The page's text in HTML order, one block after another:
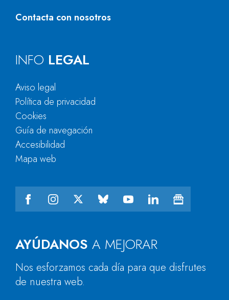
Contacta con nosotros
AYÚDANOS A MEJORAR
Nos esforzamos cada día para que disfrutes
de nuestra web.
INFO LEGAL
Aviso legal
Política de privacidad
Cookies
Guía de navegación
Accesibilidad
Mapa web